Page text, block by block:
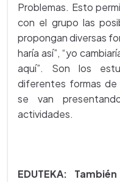
Problemas. Esto
con el grupo las
propongan diversas
haría así”, “yo
aquí”. Son los
diferentes formas de
se van
actividades.
EDUTEKA: